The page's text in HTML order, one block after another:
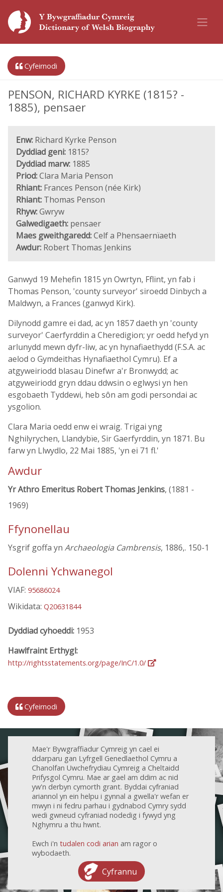
Cyfeirnodi
PENSON, RICHARD KYRKE (1815? -
1885), pensaer
Enw: Richard Kyrke Penson
Dyddiad geni: 1815?
Dyddiad marw: 1885
Priod:Clara Maria Penson
Rhiant: Frances Penson (née Kirk)
Rhiant: Thomas Penson
Rhyw:Gwryw
Galwedigaeth: pensaer
Maes gweithgaredd:Celf a Phensaernïaeth
Awdur: Robert Thomas Jenkins
Ganwyd 19 Mehefin 1815 yn Owrtyn, Fflint, yn fab i
Thomas Penson, 'county surveyor' siroedd Dinbych a
Maldwyn, a Frances (ganwyd Kirk).
Dilynodd gamre ei dad, ac yn 1857 daeth yn 'county
surveyor' Caerfyrddin a Cheredigion; yr oedd hefyd yn
arlunydd mewn dyfr-liw, ac yn hynafiaethydd (F.S.A. ac
aelod o Gymdeithas Hynafiaethol Cymru). Ef a
atgyweiriodd blasau Dinefwr a'r Bronwydd; ac
atgyweiriodd gryn ddau ddwsin o eglwysi yn hen
esgobaeth Tyddewi, heb sôn am godi persondai ac
ysgolion.
Clara Maria oedd enw ei wraig. Trigai yng
Nghilyrychen, Llandybïe, Sir Gaerfyrddin, yn 1871. Bu
farw yn Llwydlo, 22 Mai 1885, 'yn ei 71 fl.'
Awdur
Yr Athro Emeritus Robert Thomas Jenkins, (1881 -
1969)
Ffynonellau
Ysgrif goffa yn Archaeologia Cambrensis, 1886,. 150-1
Dolenni Ychwanegol
VIAF: 95686024
Wikidata: Q20631844
Dyddiad cyhoeddi: 1953
Hawlfraint Erthygl:
http://rightsstatements.org/page/InC/1.0/
Cyfeirnodi
Mae'r Bywgraffiadur Cymreig yn cael ei
ddarparu gan Lyfrgell Genedlaethol Cymru a
Chanolfan Uwchefrydiau Cymreig a Cheltaidd
Prifysgol Cymru. Mae ar gael am ddim ac nid
yw'n derbyn cymorth grant. Byddai cyfraniad
ariannol yn ein helpu i gynnal a gwella'r wefan er
mwyn i ni fedru parhau i gydnabod Cymry sydd
wedi gwneud cyfraniad nodedig i fywyd yng
Nghymru a thu hwnt.
Ewch i'n tudalen codi arian am ragor o
wybodaeth.
Cyfrannu